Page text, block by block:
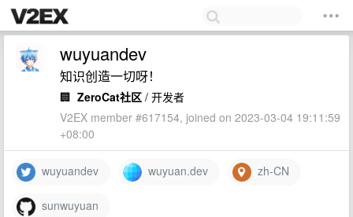
wuyuandev
知识创造一切呀！
🏢 ZeroCat社区 / 开发者
V2EX member #617154, joined on 2023-03-04 19:11:59
+08:00
wuyuandev wuyuan.dev zh-CN
sunwuyuan